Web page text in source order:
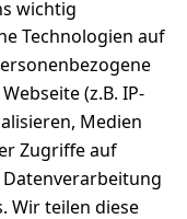
wichtig
Technologien auf
(z.B. IP-
Medien
Zugriffe auf
Datenverarbeitung
Wir teilen diese
mit
DHL
Zahlen Sie
bequem per
Vorkasse
Barzahlu
ng bei